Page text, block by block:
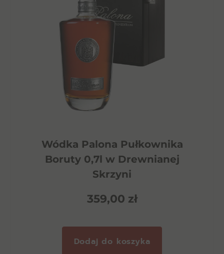
Wódka Palona Pułkownika
Boruty 0,7l w Drewnianej
Skrzyni
359,00 zł
Dodaj do koszyka